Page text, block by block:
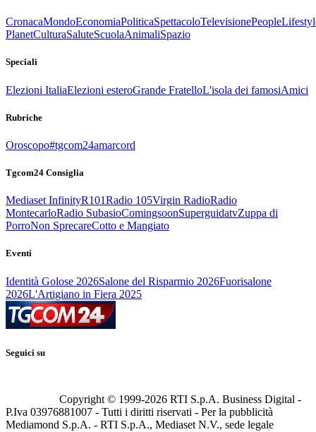
CronacaMondoEconomiaPoliticaSpettacoloTelevisionePeople
PlanetCulturaSaluteScuolaAnimaliSpazio
Speciali
Elezioni ItaliaElezioni esteroGrande FratelloL'isola dei famosiAmici
Rubriche
Oroscopo#tgcom24amarcord
Tgcom24 Consiglia
Mediaset InfinityR101Radio 105Virgin RadioRadio
MontecarloRadio SubasioComingsoonSuperguidatvZuppa di
PorroNon SprecareCotto e Mangiato
Eventi
Identità Golose 2026Salone del Risparmio 2026Fuorisalone
2026L'Artigiano in Fiera 2025
Seguici su
Copyright © 1999-2026 RTI S.p.A. Business Digital -
P.Iva 03976881007 - Tutti i diritti riservati - Per la pubblicità
Mediamond S.p.A. - RTI S.p.A., Mediaset N.V., sede legale